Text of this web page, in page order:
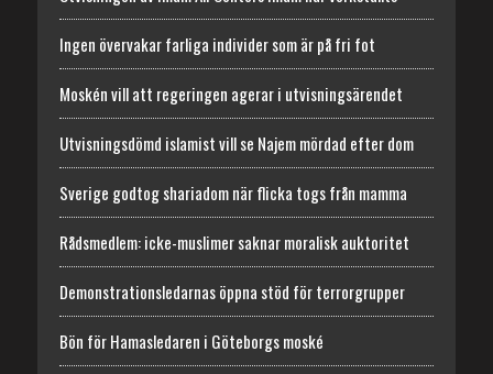
Ingen övervakar farliga individer som är på fri fot
Moskén vill att regeringen agerar i utvisningsärendet
Utvisningsdömd islamist vill se Najem mördad efter dom
Sverige godtog shariadom när flicka togs från mamma
Rådsmedlem: icke-muslimer saknar moralisk auktoritet
Demonstrationsledarnas öppna stöd för terrorgrupper
Bön för Hamasledaren i Göteborgs moské